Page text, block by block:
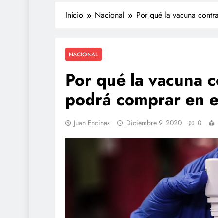
Inicio Nacional Por qué la vacuna
NACIONAL
Por qué la vacuna
podrá comprar en
Juan Encinas Diciembre 9, 2020 0
Propuesta para la
redes sociales estará
de agosto: Sheinbaum
julio 17, 2026